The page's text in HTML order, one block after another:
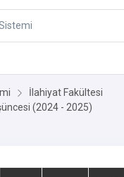
İlahiyat Fakültesi
(2024 - 2025)